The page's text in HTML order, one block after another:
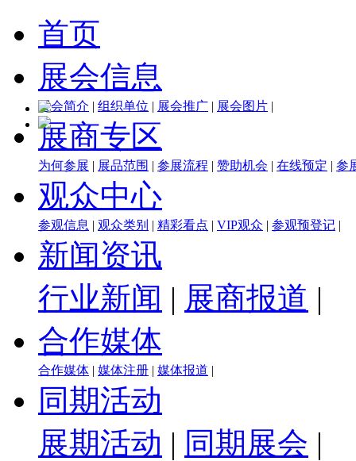
首页
展会信息
展会简介 | 组织单位 | 展会推广 | 展会图片 |
展商专区
为何参展 | 展品范围 | 参展流程 | 赞助机会 | 在线预定 | 参
观众中心
参观信息 | 观众类别 | 精彩看点 | VIP观众 | 参观预登记 |
新闻资讯
行业新闻 | 展商报道 |
合作媒体
合作媒体 | 媒体注册 | 媒体报道 |
同期活动
展期活动 | 同期展会 |